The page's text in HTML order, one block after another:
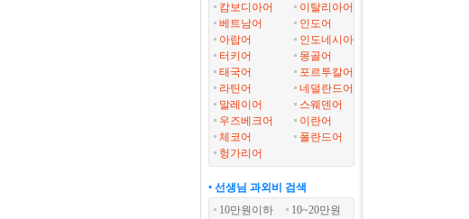
캄보디아어
이탈리아어
베트남어
인도어
아랍어
인도네시아
터키어
몽골어
태국어
포르투칼어
라틴어
네덜란드어
말레이어
스웨덴어
우즈베크어
이란어
체코어
폴란드어
헝가리어
• 선생님 과외비 검색
10만원이하
10~20만원